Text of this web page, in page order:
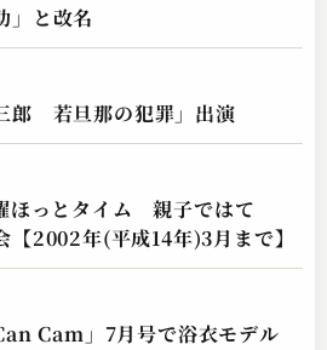
と改名
郎 若旦那の犯罪」出演
ほっとタイム 親子ではて
【2002年(平成14年)3月まで】
Cam」7月号で浴衣モデル